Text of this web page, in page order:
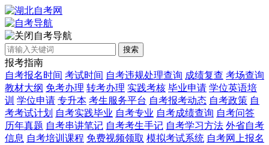
自考导航
搜索
报考指南
自考报名时间 考试时间 自考违规处理查询 成绩复查 考场查询
教材大纲 免考办理 转考办理 实践考核 毕业申请 学位英语培
训 学位申请 专升本 考生服务平台 自考报考动态 自考政策 自
考考试计划 自考实践毕业 自考专业 自考成绩查询 自考问答
历年真题 自考串讲笔记 自考考生手记 自考学习方法 外省自考
信息 自考培训课程 免费视频领取 模拟考试系统 自考网上报名